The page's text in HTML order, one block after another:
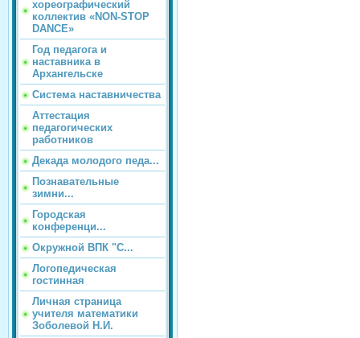
хореографический
коллектив «NON-STOP
DANCE»
Год педагога и
наставника в
Архангельске
Система наставничества
Аттестация
педагогических
работников
Декада молодого педа...
Познавательные
зимни...
Городская
конференци...
Окружной ВПК "С...
Логопедическая
гостинная
Личная страница
учителя математики
Зоболевой Н.И.